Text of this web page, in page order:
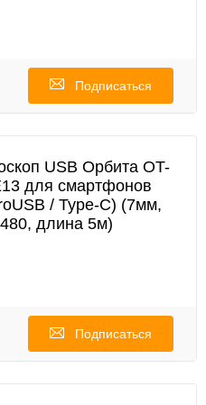
Подписаться
USB Орбита OT-
для смартфонов
/ Type-C) (7мм,
длина 5м)
Подписаться